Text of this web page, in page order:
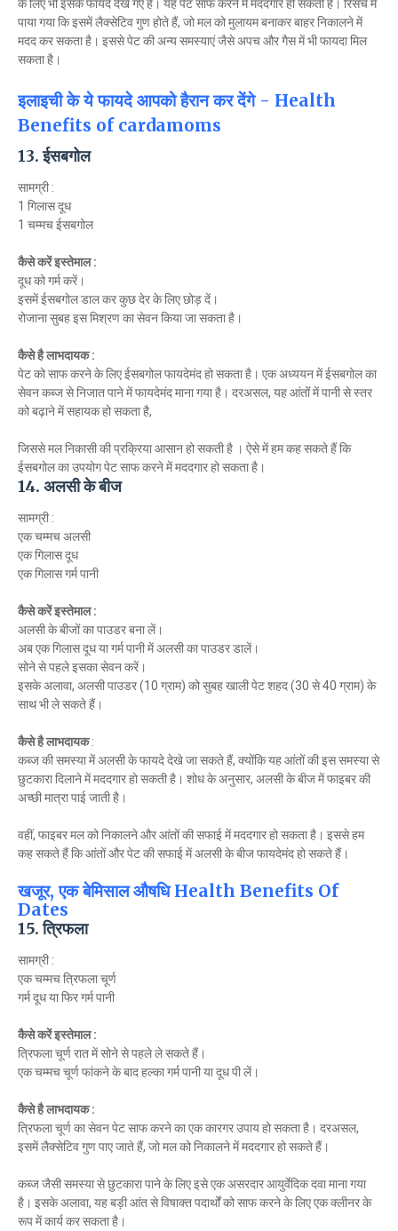
के लिए भी इसके फायदे देखे गए हैं। यह पेट साफ करने में मददगार हो सकती है। रिसर्च में
पाया गया कि इसमें लैक्सेटिव गुण होते हैं, जो मल को मुलायम बनाकर बाहर निकालने में
मदद कर सकता है। इससे पेट की अन्य समस्याएं जैसे अपच और गैस में भी फायदा मिल
सकता है।
इलाइची के ये फायदे आपको हैरान कर देंगे - Health
Benefits of cardamoms
13. ईसबगोल
सामग्री :
1 गिलास दूध
1 चम्मच ईसबगोल
कैसे करें इस्तेमाल :
दूध को गर्म करें।
इसमें ईसबगोल डाल कर कुछ देर के लिए छोड़ दें।
रोजाना सुबह इस मिश्रण का सेवन किया जा सकता है।
कैसे है लाभदायक :
पेट को साफ करने के लिए ईसबगोल फायदेमंद हो सकता है। एक अध्ययन में ईसबगोल का
सेवन कब्ज से निजात पाने में फायदेमंद माना गया है। दरअसल, यह आंतोंं में पानी से स्तर
को बढ़ाने में सहायक हो सकता है,
जिससे मल निकासी की प्रक्रिया आसान हो सकती है । ऐसे में हम कह सकते हैं कि
ईसबगोल का उपयोग पेट साफ करने में मददगार हो सकता है।
14. अलसी के बीज
सामग्री :
एक चम्मच अलसी
एक गिलास दूध
एक गिलास गर्म पानी
कैसे करें इस्तेमाल :
अलसी के बीजों का पाउडर बना लें।
अब एक गिलास दूध या गर्म पानी में अलसी का पाउडर डालें।
सोने से पहले इसका सेवन करें।
इसके अलावा, अलसी पाउडर (10 ग्राम) को सुबह खाली पेट शहद (30 से 40 ग्राम) के
साथ भी ले सकते हैं।
कैसे है लाभदायक:
कब्ज की समस्या में अलसी के फायदे देखे जा सकते हैं, क्योंकि यह आंतों की इस समस्या से
छुटकारा दिलाने में मददगार हो सकती है। शोध के अनुसार, अलसी के बीज में फाइबर की
अच्छी मात्रा पाई जाती है।
वहीं, फाइबर मल को निकालने और आंतों की सफाई में मददगार हो सकता है। इससे हम
कह सकते हैं कि आंतों और पेट की सफाई में अलसी के बीज फायदेमंद हो सकते हैं।
खजूर, एक बेमिसाल औषधि Health Benefits Of
Dates
15. त्रिफला
सामग्री :
एक चम्मच त्रिफला चूर्ण
गर्म दूध या फिर गर्म पानी
कैसे करें इस्तेमाल :
त्रिफला चूर्ण रात में सोने से पहले ले सकते हैं।
एक चम्मच चूर्ण फांकने के बाद हल्का गर्म पानी या दूध पी लें।
कैसे है लाभदायक :
त्रिफला चूर्ण का सेवन पेट साफ करने का एक कारगर उपाय हो सकता है। दरअसल,
इसमें लैक्सेटिव गुण पाए जाते हैं, जो मल को निकालने में मददगार हो सकते हैं।
कब्ज जैसी समस्या से छुटकारा पाने के लिए इसे एक असरदार आयुर्वेदिक दवा माना गया
है। इसके अलावा, यह बड़ी आंत से विषाक्त पदार्थों को साफ करने के लिए एक क्लीनर के
रूप में कार्य कर सकता है।